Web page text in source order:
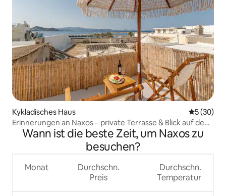
Kykladisches Haus
5 (30)
Erinnerungen an Naxos – private Terrasse & Blick auf den
Hafen
Wann ist die beste Zeit, um Naxos zu
besuchen?
Monat
Durchschn.
Preis
Durchschn.
Temperatur